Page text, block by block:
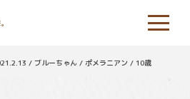
/ ブルーちゃん / ポメラニアン / 10歳